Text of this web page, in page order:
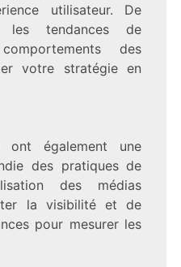
utilisateur. De
les tendances de
des
votre stratégie en
ont également une
des pratiques de
des médias
la visibilité et de
pour mesurer les